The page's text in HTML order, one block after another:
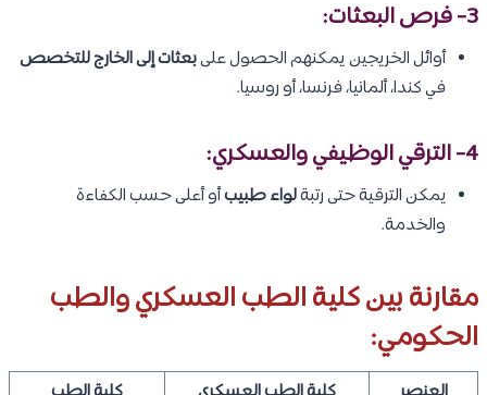
3- فرص البعثات:
أوائل الخريجين يمكنهم الحصول علىبعثات إلى الخارج للتخصص
في كندا، ألمانيا، فرنسا، أو روسيا.
4- الترقي الوظيفي والعسكري:
يمكن الترقية حتى رتبةلواء طبيبأو أعلى حسب الكفاءة
والخدمة.
مقارنة بين كلية الطب العسكري والطب
الحكومي: